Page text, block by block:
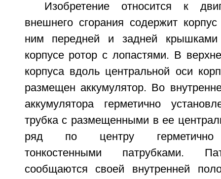
Изобретение относится к
внешнего сгорания содержит
ним передней и задней
корпусе ротор с лопастями. В
корпуса вдоль центральной оси
размещен аккумулятор. Во
аккумулятора герметично
трубка с размещенными в ее
ряд по центру герметично
тонкостенными патрубками.
сообщаются своей внутренней